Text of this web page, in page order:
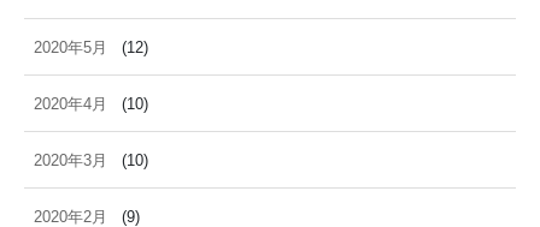
2020年5月 (12)
2020年4月 (10)
2020年3月 (10)
2020年2月 (9)